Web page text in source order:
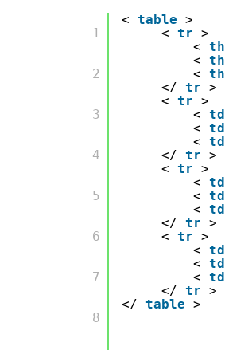
       1
       2
       3
       4
       5
       6
       7
       8
< table >
< tr >
< th
< th
< th
</ tr >
< tr >
< td
< td
< td
</ tr >
< tr >
< td
< td
< td
</ tr >
< tr >
< td
< td
< td
</ tr >
</ table >